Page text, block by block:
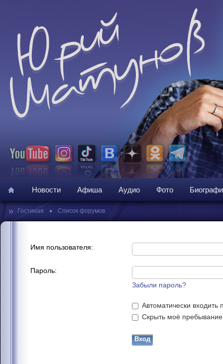
Новости Афиша Аудио Фото
» Гостиная • Список форумов
Имя пользователя:
Пароль:
Забыли пароль?
Автоматически
Скрыть моё пребывание